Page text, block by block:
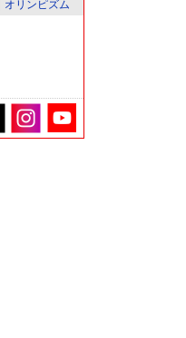
オリンピズム